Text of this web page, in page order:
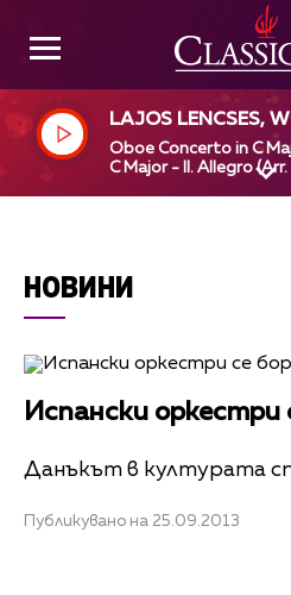
LAJOS LENCSES,
STDEUTSCHES
IM, PAUL
Oboe Concerto in C
C Major - II. Allegro
НОВИНИ
Испански
Данъкът в културата
Публикувано на 25.09.2013